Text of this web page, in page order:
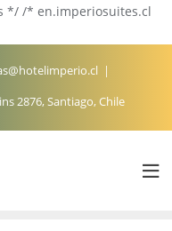
*/ /* en.imperiosuites.cl
2876, Santiago, Chile